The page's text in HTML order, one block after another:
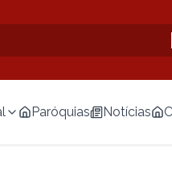
Paróquias Notícias